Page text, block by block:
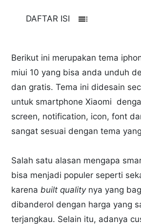
DAFTAR ISI toc
Berikut ini merupakan tema
miui 10 yang bisa anda unduh
dan gratis. Tema ini didesain
untuk smartphone Xiaomi
screen, notification, icon, font
sangat sesuai dengan tema
Salah satu alasan mengapa
bisa menjadi populer seperti
karenabuilt qualitynya yang
dibanderol dengan harga yang
terjangkau. Selain itu, adanya